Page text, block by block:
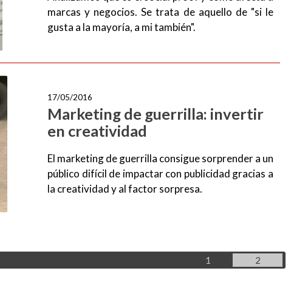
marcas y negocios. Se trata de aquello de "si le
gusta a la mayoría, a mi también".
17/05/2016
Marketing de guerrilla: invertir
en creatividad
El marketing de guerrilla consigue sorprender a un
público difícil de impactar con publicidad gracias a
la creatividad y al factor sorpresa.
Página
1 Página
2